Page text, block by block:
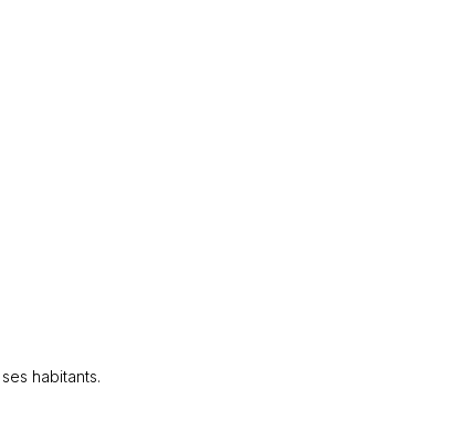
habitants.